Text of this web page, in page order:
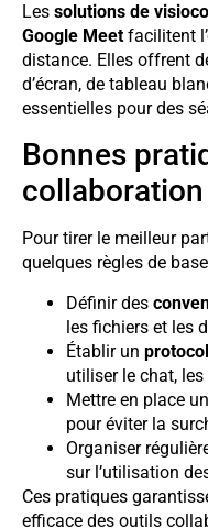
Les solutions de
Google Meet facilitent
distance. Elles offrent
d’écran, de tableau
essentielles pour des
Bonnes
Pour tirer le meilleur
quelques règles de
Définir des
les fichiers et les
Établir un
utiliser le chat,
Mettre en place un
pour éviter la
Organiser
sur l’utilisation
Ces pratiques
efficace des outils